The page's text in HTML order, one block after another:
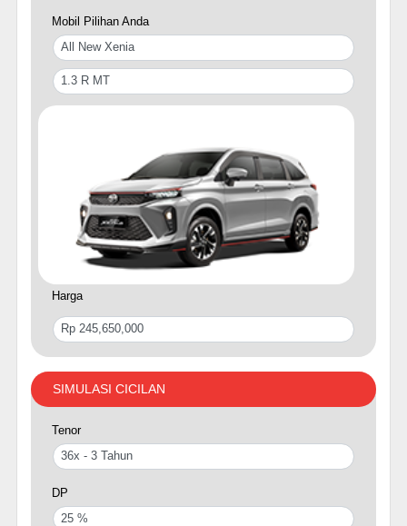
Mobil Pilihan Anda
Harga
SIMULASI CICILAN
Tenor
DP